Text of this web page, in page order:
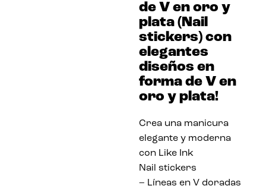
de V en oro y
plata (Nail
stickers) con
elegantes
diseños en
forma de V en
oro y plata!
Crea una manicura
elegante y moderna
con Like Ink
Nail stickers
– Líneas en V doradas